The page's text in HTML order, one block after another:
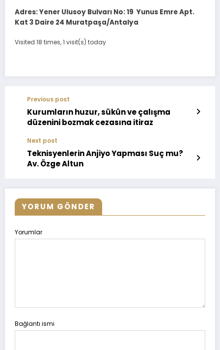
Adres: Yener Ulusoy Bulvarı No: 19 Yunus Emre Apt.
Kat 3 Daire 24 Muratpaşa/Antalya
Visited 18 times, 1 visit(s) today
Previous post
Kurumların huzur, sükûn ve çalışma
düzenini bozmak cezasına itiraz
Next post
Teknisyenlerin Anjiyo Yapması Suç mu?
Av. Özge Altun
YORUM GÖNDER
Yorumlar
Bağlantı ismi